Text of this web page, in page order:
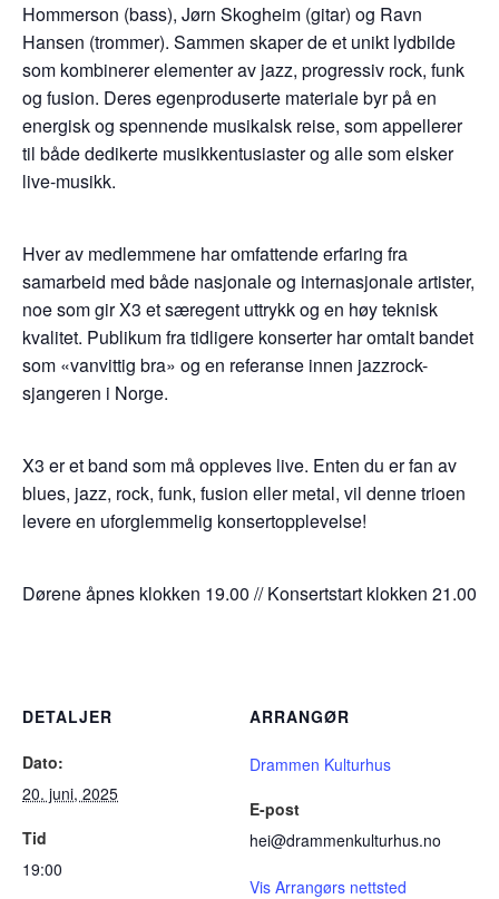
Hommerson (bass), Jørn Skogheim (gitar) og Ravn
Hansen (trommer). Sammen skaper de et unikt lydbilde
som kombinerer elementer av jazz, progressiv rock, funk
og fusion. Deres egenproduserte materiale byr på en
energisk og spennende musikalsk reise, som appellerer
til både dedikerte musikkentusiaster og alle som elsker
live-musikk.
Hver av medlemmene har omfattende erfaring fra
samarbeid med både nasjonale og internasjonale artister,
noe som gir X3 et særegent uttrykk og en høy teknisk
kvalitet. Publikum fra tidligere konserter har omtalt bandet
som «vanvittig bra» og en referanse innen jazzrock-
sjangeren i Norge.
X3 er et band som må oppleves live. Enten du er fan av
blues, jazz, rock, funk, fusion eller metal, vil denne trioen
levere en uforglemmelig konsertopplevelse!
Dørene åpnes klokken 19.00 // Konsertstart klokken 21.00
DETALJER
Dato:
20. juni, 2025
Tid
19:00
ARRANGØR
Drammen Kulturhus
E-post
hei@drammenkulturhus.no
Vis Arrangørs nettsted